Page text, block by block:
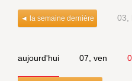
◄ la semaine dernière 03,
aujourd'hui 07, ven